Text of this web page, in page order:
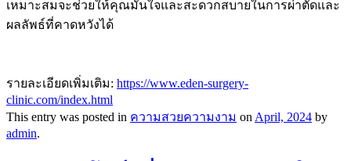
เหมาะสมจะช่วยให้คุณมั่นใจและสะดวกสบายในการผ่าตัดและ
ผลลัพธ์ที่คาดหวังได้
รายละเอียดเพิ่มเติม: https://www.eden-surgery-
clinic.com/index.html
This entry was posted in ความสวยความงาม onApril, 2024 by
admin.